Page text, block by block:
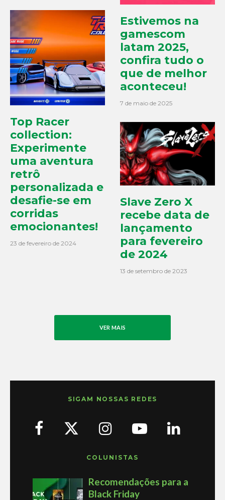
Top Racer
collection:
Experimente
uma aventura
retrô
personalizada e
desafie-se em
corridas
emocionantes!
23 de fevereiro de 2024
Estivemos na
gamescom
latam 2025,
confira tudo o
que de melhor
aconteceu!
7 de maio de 2025
Slave Zero X
recebe data de
lançamento
para fevereiro
de 2024
13 de setembro de 2023
VER MAIS
SIGAM NOSSAS REDES
COLUNISTAS
Recomendações para a
Black Friday